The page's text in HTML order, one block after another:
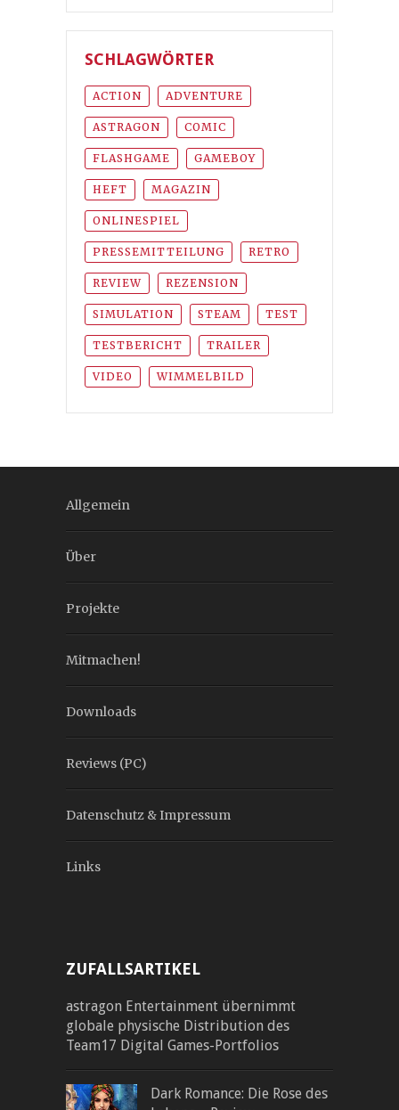
SCHLAGWÖRTER
ACTION ADVENTURE
ASTRAGON COMIC
FLASHGAME GAMEBOY
HEFT MAGAZIN
ONLINESPIEL
PRESSEMITTEILUNG RETRO
REVIEW REZENSION
SIMULATION STEAM TEST
TESTBERICHT TRAILER
VIDEO WIMMELBILD
Allgemein
Über
Projekte
Mitmachen!
Downloads
Reviews (PC)
Datenschutz & Impressum
Links
ZUFALLSARTIKEL
astragon Entertainment übernimmt
globale physische Distribution des
Team17 Digital Games-Portfolios
Dark Romance: Die Rose des